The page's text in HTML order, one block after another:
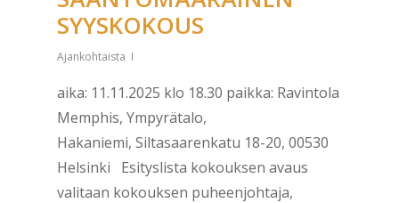
SYYSKOKOUS
Ajankohtaista
aika: 11.11.2025 klo 18.30 paikka: Ravintola
Memphis, Ympyrätalo,
Hakaniemi, Siltasaarenkatu 18-20, 00530
Helsinki Esityslista kokouksen avaus
valitaan kokouksen puheenjohtaja,